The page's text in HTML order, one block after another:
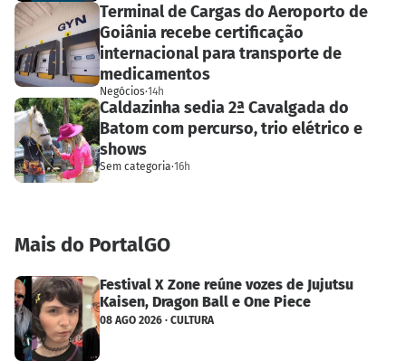
Terminal de Cargas do Aeroporto de
Goiânia recebe certificação
internacional para transporte de
medicamentos
Negócios·14h
Caldazinha sedia 2ª Cavalgada do
Batom com percurso, trio elétrico e
shows
Sem categoria·16h
Mais do PortalGO
Festival X Zone reúne vozes de Jujutsu
Kaisen, Dragon Ball e One Piece
08 AGO 2026 · CULTURA